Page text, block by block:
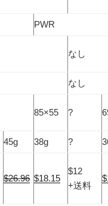
PWR
なし
なし
85×55 ?
45g 38g ?
$26.96 $18.15
$12
+送料